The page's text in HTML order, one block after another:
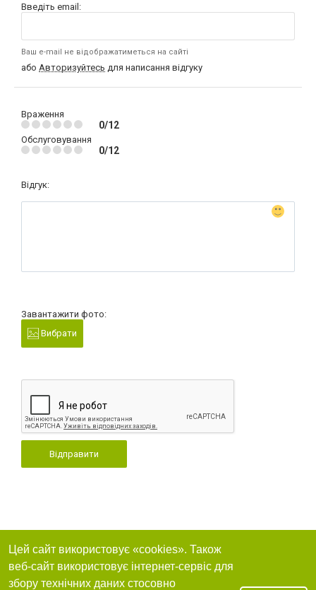
Введіть email:
Ваш e-mail не відображатиметься на сайті
або Авторизуйтесь для написання відгуку
Враження
0/12
Обслуговування
0/12
Відгук:
Завантажити фото:
Вибрати
Відправити
Цей сайт використовує «cookies». Також
веб-сайт використовує інтернет-сервіс для
збору технічних даних стосовно